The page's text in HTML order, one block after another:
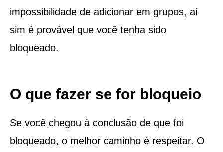
impossibilidade de adicionar em grupos, aí
sim é provável que você tenha sido
bloqueado.
O que fazer se for bloqueio
Se você chegou à conclusão de que foi
bloqueado, o melhor caminho é respeitar. O